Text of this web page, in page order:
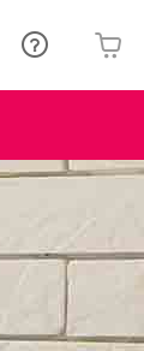
è vuoto